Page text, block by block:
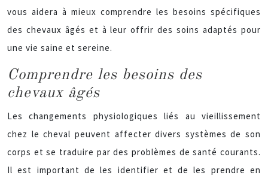
vous aidera à mieux comprendre les besoins spécifiques
des chevaux âgés et à leur offrir des soins adaptés pour
une vie saine et sereine.
Comprendre les besoins des
chevaux âgés
Les changements physiologiques liés au vieillissement
chez le cheval peuvent affecter divers systèmes de son
corps et se traduire par des problèmes de santé courants.
Il est important de les identifier et de les prendre en